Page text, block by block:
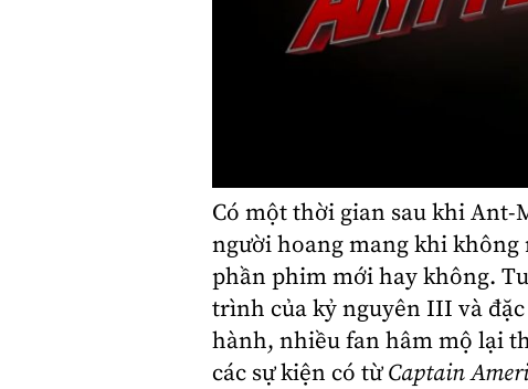
Có một thời gian sau khiAnt-
người hoang mang khi
phần phim mới hay không.
trình của kỷ nguyên III và
hành, nhiều fan hâm mộ lại
các sự kiện có từCaptain